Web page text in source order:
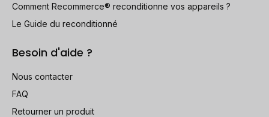
Comment Recommerce® reconditionne vos appareils ?
Le Guide du reconditionné
Besoin d'aide ?
Nous contacter
FAQ
Retourner un produit